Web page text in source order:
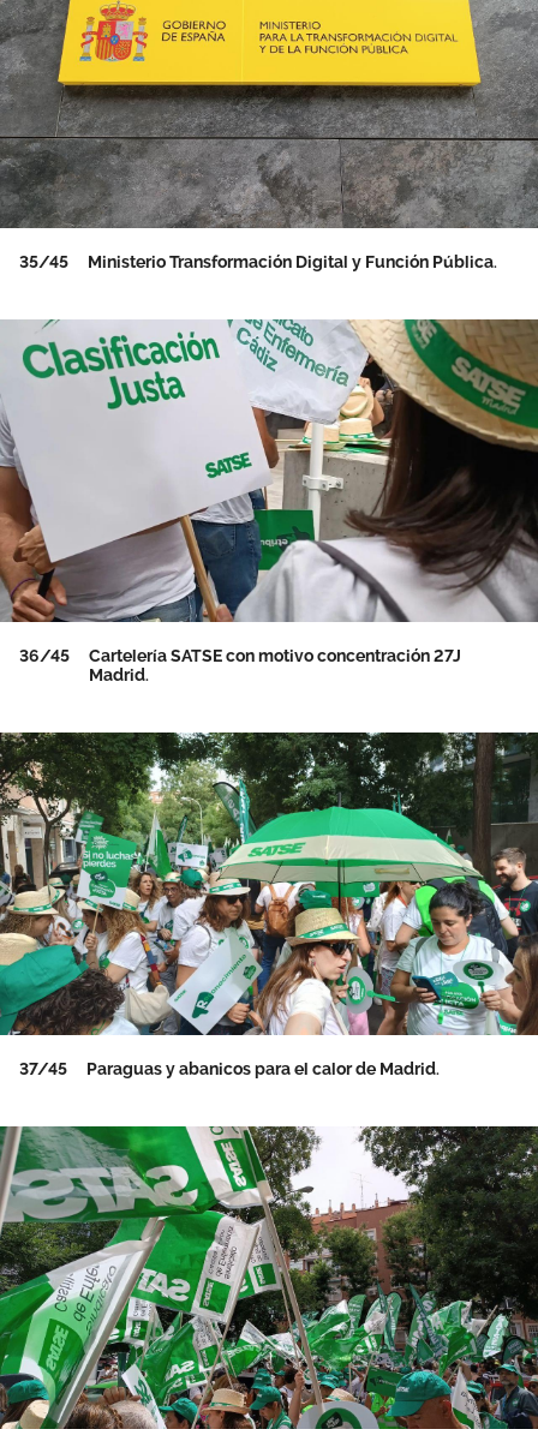
35/45 Ministerio Transformación Digital y Función Pública.
36/45
Cartelería SATSE con motivo concentración 27J
Madrid.
37/45 Paraguas y abanicos para el calor de Madrid.